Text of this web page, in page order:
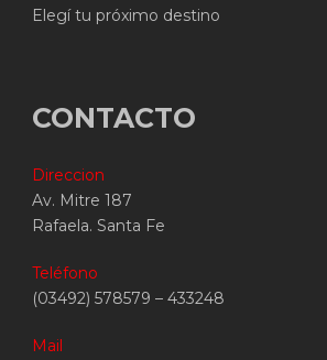
Elegí tu próximo destino
CONTACTO
Direccion
Av. Mitre 187
Rafaela. Santa Fe
Teléfono
(03492) 578579 – 433248
Mail